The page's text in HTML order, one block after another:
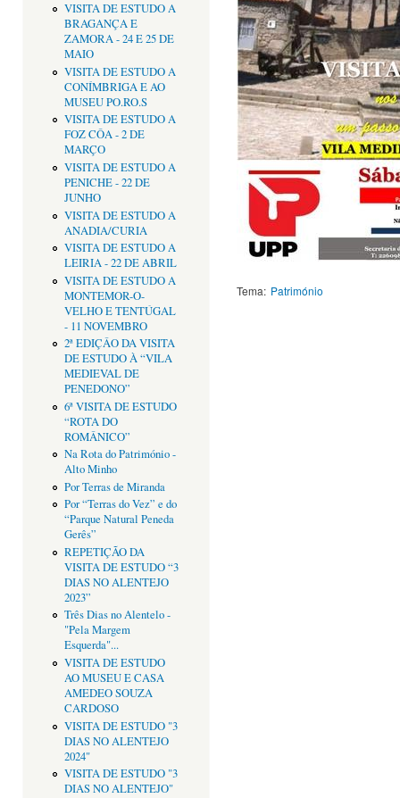
VISITA DE ESTUDO A
BRAGANÇA E
ZAMORA - 24 E 25 DE
MAIO
VISITA DE ESTUDO A
CONÍMBRIGA E AO
MUSEU PO.RO.S
VISITA DE ESTUDO A
FOZ CÔA - 2 DE
MARÇO
VISITA DE ESTUDO A
PENICHE - 22 DE
JUNHO
VISITA DE ESTUDO A
ANADIA/CURIA
VISITA DE ESTUDO A
LEIRIA - 22 DE ABRIL
VISITA DE ESTUDO A
MONTEMOR-O-
VELHO E TENTÚGAL
- 11 NOVEMBRO
2ª EDIÇÂO DA VISITA
DE ESTUDO À “VILA
MEDIEVAL DE
PENEDONO”
6ª VISITA DE ESTUDO
“ROTA DO
ROMÂNICO”
Na Rota do Património -
Alto Minho
Por Terras de Miranda
Por “Terras do Vez” e do
“Parque Natural Peneda
Gerês”
REPETIÇÃO DA
VISITA DE ESTUDO “3
DIAS NO ALENTEJO
2023”
Três Dias no Alentelo -
"Pela Margem
Esquerda"...
VISITA DE ESTUDO
AO MUSEU E CASA
AMEDEO SOUZA
CARDOSO
VISITA DE ESTUDO "3
DIAS NO ALENTEJO
2024"
VISITA DE ESTUDO "3
DIAS NO ALENTEJO"
Tema: Património